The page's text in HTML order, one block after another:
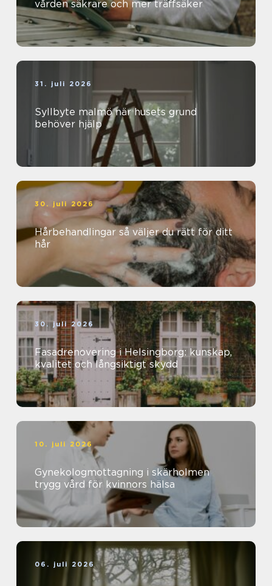
vården säkrare och mer träffsäker
31. juli 2026
Syllbyte malmö när husets grund
behöver hjälp
30. juli 2026
Hårbehandlingar så väljer du rätt för ditt
hår
30. juli 2026
Fasadrenovering i Helsingborg: kunskap,
kvalitet och långsiktigt skydd
10. juli 2026
Gynekologmottagning i skärholmen
trygg vård för kvinnors hälsa
06. juli 2026